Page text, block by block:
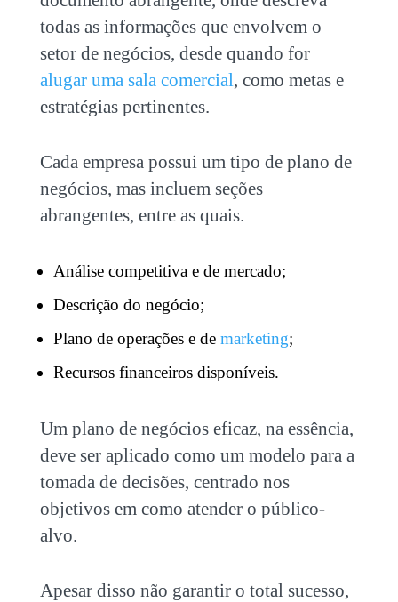
todas as informações que envolvem o
setor de negócios, desde quando for
alugar uma sala comercial, como metas e
estratégias pertinentes.
Cada empresa possui um tipo de plano de
negócios, mas incluem seções
abrangentes, entre as quais.
Análise competitiva e de mercado;
Descrição do negócio;
Plano de operações e de marketing;
Recursos financeiros disponíveis.
Um plano de negócios eficaz, na essência,
deve ser aplicado como um modelo para a
tomada de decisões, centrado nos
objetivos em como atender o público-
alvo.
Apesar disso não garantir o total sucesso,